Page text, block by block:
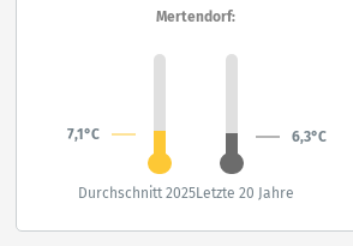
Mertendorf:
7,1°C 6,3°C
Durchschnitt 2025Letzte 20 Jahre